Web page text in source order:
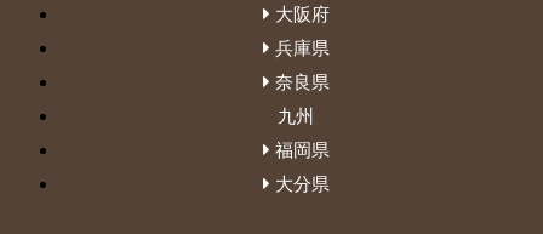
大阪府
兵庫県
奈良県
九州
福岡県
大分県